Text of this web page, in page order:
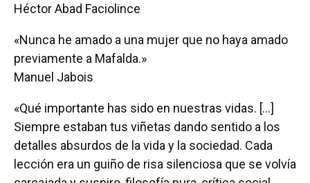
Héctor Abad Faciolince
«Nunca he amado a una mujer que no haya amado
previamente a Mafalda.»
Manuel Jabois
«Qué importante has sido en nuestras vidas. [...]
Siempre estaban tus viñetas dando sentido a los
detalles absurdos de la vida y la sociedad. Cada
lección era un guiño de risa silenciosa que se volvía